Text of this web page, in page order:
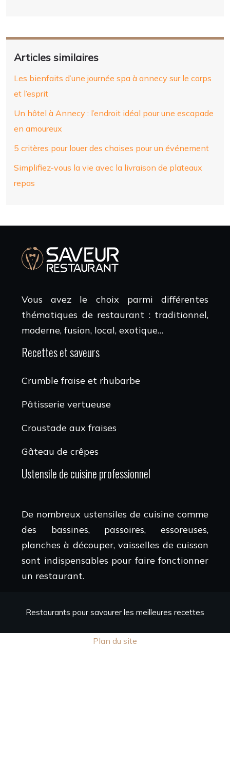
Articles similaires
Les bienfaits d’une journée spa à annecy sur le corps
et l’esprit
Un hôtel à Annecy : l’endroit idéal pour une escapade
en amoureux
5 critères pour louer des chaises pour un événement
Simplifiez-vous la vie avec la livraison de plateaux
repas
Vous avez le choix parmi différentes
thématiques de restaurant : traditionnel,
moderne, fusion, local, exotique…
Recettes et saveurs
Crumble fraise et rhubarbe
Pâtisserie vertueuse
Croustade aux fraises
Gâteau de crêpes
Ustensile de cuisine professionnel
De nombreux ustensiles de cuisine comme
des bassines, passoires, essoreuses,
planches à découper, vaisselles de cuisson
sont indispensables pour faire fonctionner
un restaurant.
Restaurants pour savourer les meilleures recettes
Plan du site